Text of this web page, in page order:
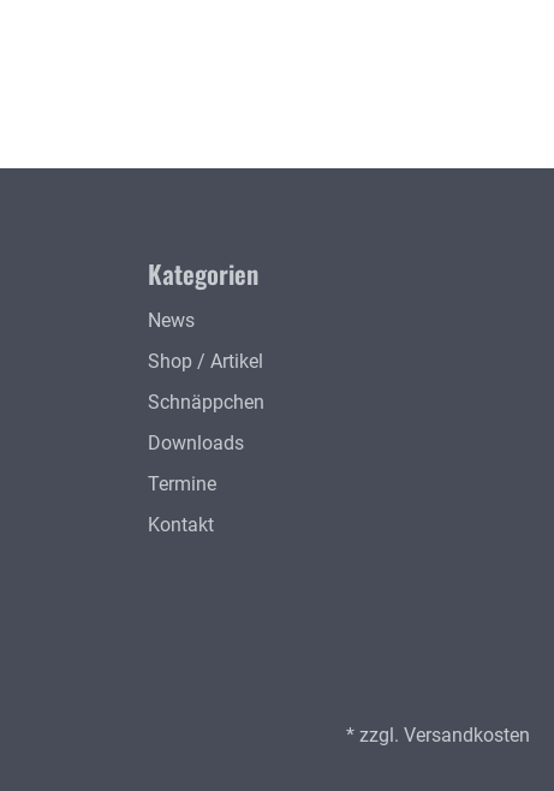
Kategorien
News
Shop / Artikel
Schnäppchen
Downloads
Termine
Kontakt
* zzgl. Versandkosten